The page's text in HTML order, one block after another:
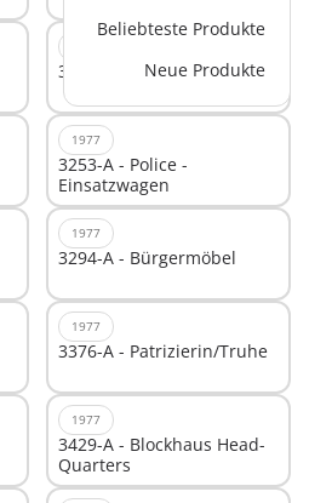
Beliebteste Produkte
Neue Produkte
3249-A - Caravan
1977
3253-A - Police -
Einsatzwagen
1977
3294-A - Bürgermöbel
1977
3376-A - Patrizierin/Truhe
1977
3429-A - Blockhaus Head-
Quarters